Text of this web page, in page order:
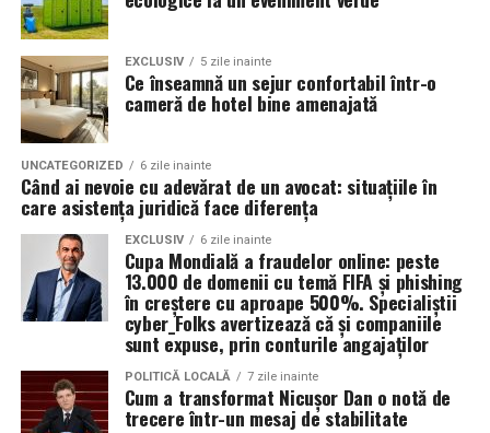
Rezultatul este un echilibru foarte bun între protecție și
economie de combustibil.
Pentru ce motoare este recomandat Ravenol VMP
USVO 5W30?
Tipul deulei de motor Ravenol
recomandat pentru numeroase motoare moderne care
necesită un ulei 5W30 cu aprobări OEM specifice.
În funcție de specificațiile constructorului, poate fi
utilizat pe vehicule ale unor mărci precum:
Mercedes-Benz;
Volkswagen;
impactul negativ asupra mediului în comparație cu
soluțiile tradiționale, care sunt mult mai dăunătoare
pentru natură. Astfel, toaletele ecologice contribuie la
promovarea unui comportament responsabil din punct
de vedere ecologic și ajută la protejarea resurselor
naturale.
Impactul pozitiv asupra imaginii evenimentului
Alegerea unor soluții ecologice, precum tipul ecologic
de toaletă, poate aduce beneficii semnificative imaginii
unui eveniment. Într-o eră în care participanții devin din
ce în ce mai conștienți de problemele de mediu,
organizatorii care aleg să adopte soluții sustenabile, cum
ar fi închirierea toaletelor din gama ecologică, pot
câștiga aprecierea publicului.
EXCLUSIV 5 zile inainte
Ce înseamnă un sejur confortabil într-o
cameră de hotel bine amenajată
UNCATEGORIZED 6 zile inainte
Când ai nevoie cu adevărat de un avocat: situațiile în
care asistența juridică face diferența
EXCLUSIV 6 zile inainte
Cupa Mondială a fraudelor online: peste
13.000 de domenii cu temă FIFA și phishing
în creștere cu aproape 500%. Specialiștii
cyber_Folks avertizează că și companiile
sunt expuse, prin conturile angajaților
POLITICĂ LOCALĂ 7 zile inainte
Cum a transformat Nicușor Dan o notă de
trecere într-un mesaj de stabilitate